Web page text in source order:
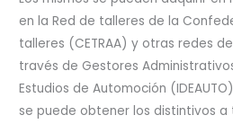
en la Red de talleres de la
talleres (CETRAA) y otras redes
través de Gestores
Estudios de Automoción
se puede obtener los distintivos